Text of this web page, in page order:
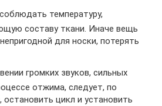
температуру,
составу ткани. Иначе вещь
для носки, потерять
громких звуков, сильных
отжима, следует, по
цикл и установить